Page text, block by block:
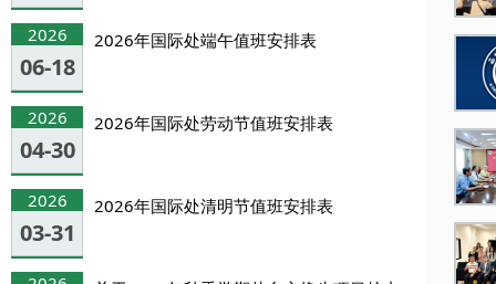
2026
06-18
2026年国际处端午值班安排表
2026
04-30
2026年国际处劳动节值班安排表
2026
03-31
2026年国际处清明节值班安排表